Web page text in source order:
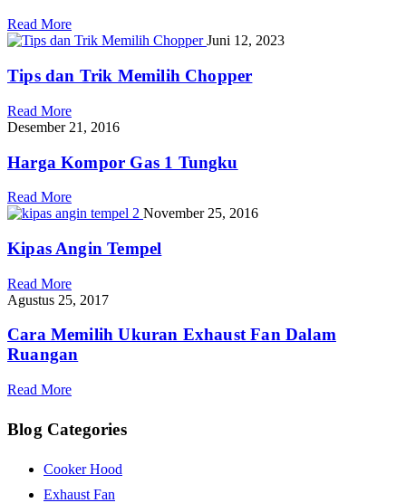
Read More
Juni 12, 2023
Tips dan Trik Memilih Chopper
Read More
Desember 21, 2016
Harga Kompor Gas 1 Tungku
Read More
November 25, 2016
Kipas Angin Tempel
Read More
Agustus 25, 2017
Cara Memilih Ukuran Exhaust Fan Dalam
Ruangan
Read More
Blog Categories
Cooker Hood
Exhaust Fan